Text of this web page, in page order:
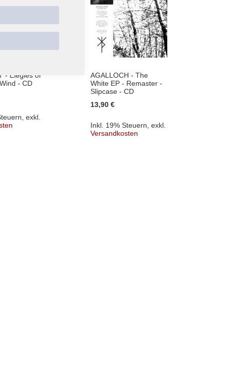
- Elegies of
- CD
exkl.
AGALLOCH - The
White EP - Remaster -
Slipcase - CD
13,90 €
Inkl. 19% Steuern exkl.
Versandkosten